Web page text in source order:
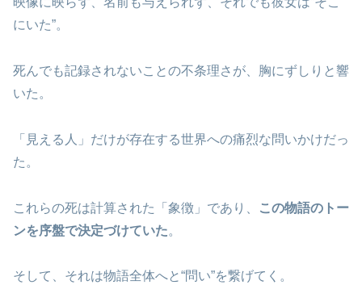
にいた”。
死んでも記録されないことの不条理さが、胸にずしりと響
いた。
「見える人」だけが存在する世界への痛烈な問いかけだっ
た。
これらの死は計算された「象徴」であり、
この物語のトー
ンを序盤で決定づけていた。
そして、それは物語全体へと“問い”を繋げてく。